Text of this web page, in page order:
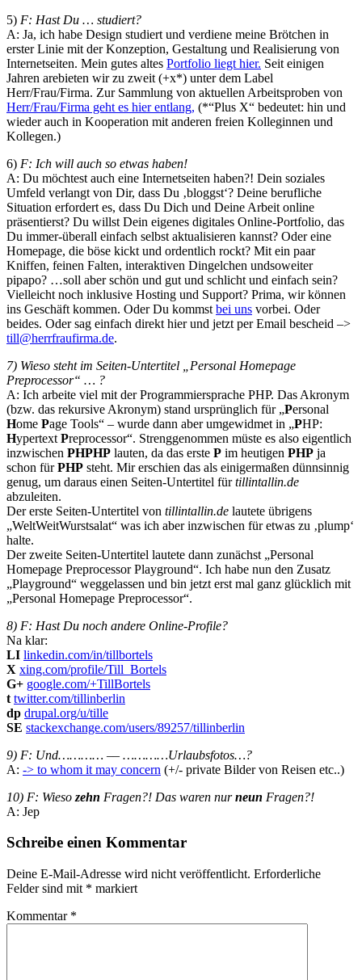
5) F: Hast Du … studiert?
A: Ja, ich habe Design studiert und verdiene meine Brötchen in
erster Linie mit der Konzeption, Gestaltung und Realisierung von
Internetseiten. Mein gutes altes Portfolio liegt hier. Seit einigen
Jahren arebieten wir zu zweit (+x*) unter dem Label
Herr/Frau/Firma. Zur Sammlung von aktuellen Arbeitsproben von
Herr/Frau/Firma geht es hier entlang, (*“Plus X“ bedeutet: hin und
wieder auch in Kooperation mit anderen freien Kolleginnen und
Kollegen.)
6) F: Ich will auch so etwas haben!
A: Du möchtest auch eine Internetseiten haben?! Dein soziales
Umfeld verlangt von Dir, dass Du ‚bloggst‘? Deine berufliche
Situation erfordert es, dass Du Dich und Deine Arbeit online
präsentierst? Du willst Dein eigenes digitales Online-Portfolio, das
Du immer-überall einfach selbst aktualisieren kannst? Oder eine
Homepage, die böse kickt und ordentlich rockt? Mit ein paar
Kniffen, feinen Falten, interaktiven Dingelchen undsoweiter
pipapo? …soll aber schön und gut und schlicht und einfach sein?
Vielleicht noch inklusive Hosting und Support? Prima, wir können
ins Geschäft kommen. Oder Du kommst bei uns vorbei. Oder
beides. Oder sag einfach direkt hier und jetzt per Email bescheid –>
till@herrfraufirma.de.
7) Wieso steht im Seiten-Untertitel „Personal Homepage
Preprocessor“ … ?
A: Ich arbeite viel mit der Programmiersprache PHP. Das Akronym
(bzw. das rekursive Akronym) stand ursprünglich für „Personal
Home Page Tools“ – wurde dann aber umgewidmet in „PHP:
Hypertext Preprocessor“. Strenggenommen müste es also eigentlich
inzwischen PHPHP lauten, da das erste P im heutigen PHP ja
schon fürPHP steht. Mir erschien das als einigermaßen dünnsinnig
genug, um daraus einen Seiten-Untertitel fürtillintallin.de
abzuleiten.
Der erste Seiten-Untertitel von tillintallin.de lautete übrigens
„WeltWeitWurstsalat“ was ich aber inzwischen für etwas zu ‚plump‘
halte.
Der zweite Seiten-Untertitel lautete dann zunächst „Personal
Homepage Preprocessor Playground“. Ich habe nun den Zusatz
„Playground“ weggelassen und bin jetzt erst mal ganz glücklich mit
„Personal Homepage Preprocessor“.
8) F: Hast Du noch andere Online-Profile?
Na klar:
LI linkedin.com/in/tillbortels
X xing.com/profile/Till_Bortels
G+ google.com/+TillBortels
t twitter.com/tillinberlin
dp drupal.org/u/tille
SE stackexchange.com/users/89257/tillinberlin
9) F: Und………… –– …………Urlaubsfotos…?
A: -> to whom it may concern (+/- private Bilder von Reisen etc..)
10) F: Wieso zehn Fragen?! Das waren nurneun Fragen?!
A: Jep
Schreibe einen Kommentar
Deine E-Mail-Adresse wird nicht veröffentlicht. Erforderliche
Felder sind mit * markiert
Kommentar *